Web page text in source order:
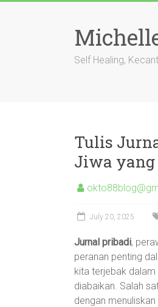
Self Healing,
Tulis
Jiwa yang
July 20, 2025
Jurnal pribadi,
peranan penting
kita terjebak
diabaikan. Salah
dengan